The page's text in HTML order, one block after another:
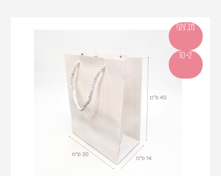
מבצע!
10+2